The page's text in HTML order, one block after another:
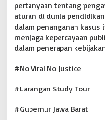
pertanyaan tentang
aturan di dunia
dalam penanganan
menjaga kepercayaan
dalam penerapan
#No Viral No Justice
#Larangan Study Tour
#Gubernur Jawa Barat